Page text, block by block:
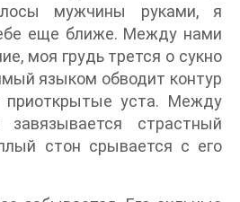
мужчины руками, я
еще ближе. Между нами
моя грудь трется о сукно
языком обводит контур
приоткрытые уста. Между
страстный
стон срывается с его